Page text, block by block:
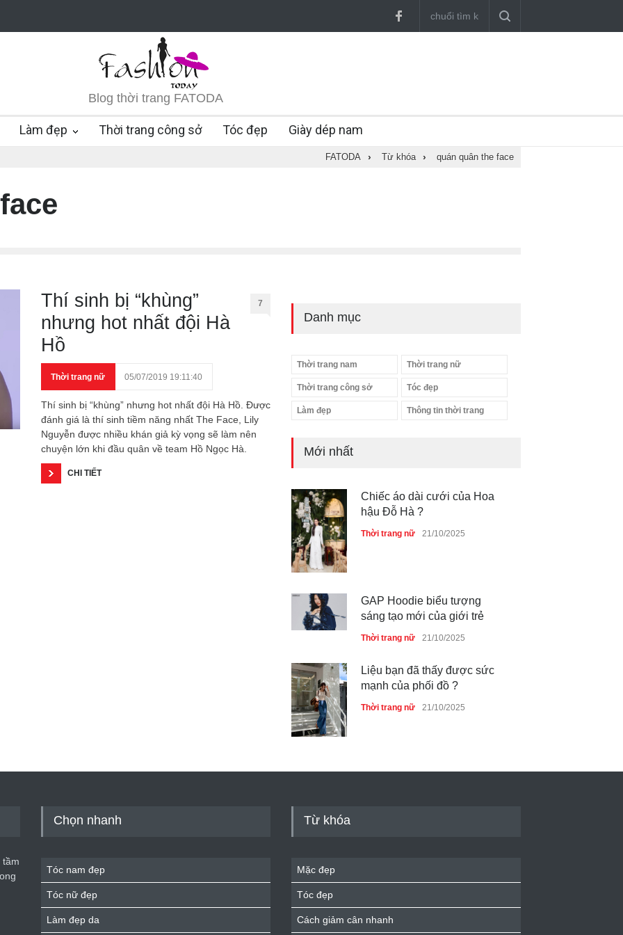
Blog thời trang FATODA
Làm đẹp Thời trang công sở Tóc đẹp Giày dép nam
FATODA › Từ khóa › quán quân the face
Thí sinh bị “khùng”
nhưng hot nhất đội Hà
Hồ
7
Thời trang nữ 05/07/2019 19:11:40
Thí sinh bị “khùng” nhưng hot nhất đội Hà Hồ. Được
đánh giá là thí sinh tiềm năng nhất The Face, Lily
Nguyễn được nhiều khán giả kỳ vọng sẽ làm nên
chuyện lớn khi đầu quân về team Hồ Ngọc Hà.
CHI TIẾT
Danh mục
Thời trang nam Thời trang nữ
Thời trang công sở Tóc đẹp
Làm đẹp Thông tin thời trang
Mới nhất
Chiếc áo dài cưới của Hoa
hậu Đỗ Hà ?
Thời trang nữ 21/10/2025
GAP Hoodie biểu tượng
sáng tạo mới của giới trẻ
Thời trang nữ 21/10/2025
Liệu bạn đã thấy được sức
mạnh của phối đồ ?
Thời trang nữ 21/10/2025
nữ 40+
Thời trang nữ 21/10/2025
tầm
Chọn nhanh
Tóc nam đẹp
Tóc nữ đẹp
Làm đẹp da
Từ khóa
Mặc đẹp
Tóc đẹp
Cách giảm cân nhanh